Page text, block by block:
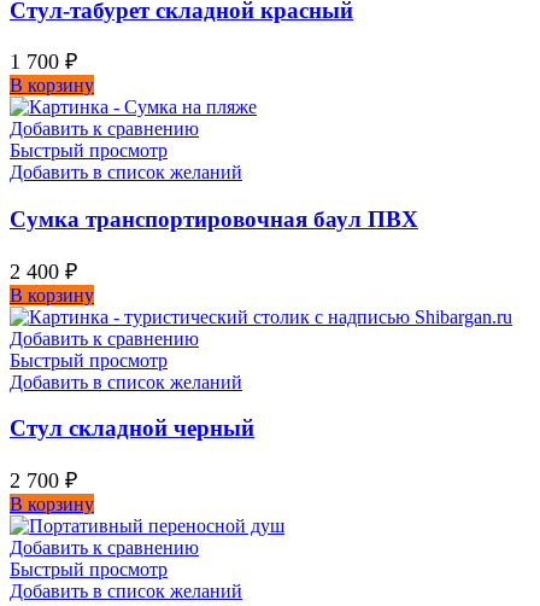
Стул-табурет складной красный
1 700 ₽
В корзину
Добавить к сравнению
Быстрый просмотр
Добавить в список желаний
Сумка транспортировочная баул ПВХ
2 400 ₽
В корзину
Добавить к сравнению
Быстрый просмотр
Добавить в список желаний
Стул складной черный
2 700 ₽
В корзину
Добавить к сравнению
Быстрый просмотр
Добавить в список желаний